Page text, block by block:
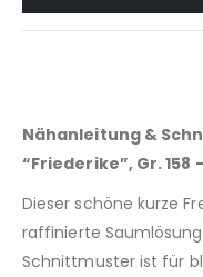
Nähanleitung &
“Friederike”, Gr. 158
Dieser schöne kurze
raffinierte
Schnittmuster ist für